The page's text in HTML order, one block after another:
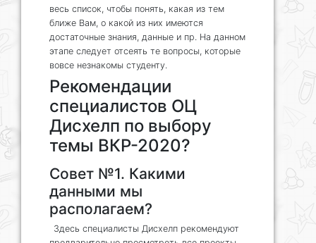
весь список, чтобы понять, какая из тем
ближе Вам, о какой из них имеются
достаточные знания, данные и пр. На данном
этапе следует отсеять те вопросы, которые
вовсе незнакомы студенту.
Рекомендации
специалистов ОЦ
Дисхелп по выбору
темы ВКР-2020?
Совет №1. Какими
данными мы
располагаем?
Здесь специалисты Дисхелп рекомендуют